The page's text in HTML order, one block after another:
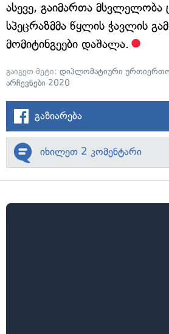
ასევე, გაიმართა მსვლელობა
სპეცრაზმმა წყლის ჭავლის
მომიტინგეები დაშალა.
გაიგეთ მეტი: დიპლომატიური
არჩევნები 2020
გაზიარება
იხილეთ 2 კომენტარი